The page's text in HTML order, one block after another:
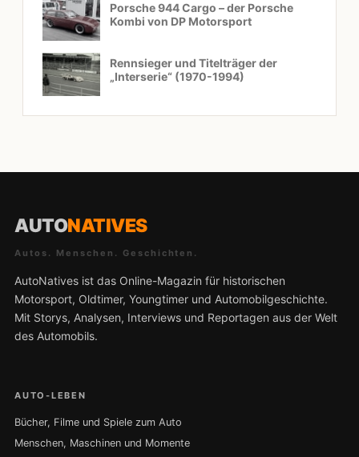
Porsche 944 Cargo – der Porsche
Kombi von DP Motorsport
Rennsieger und Titelträger der
„Interserie“ (1970-1994)
AUTONATIVES
Autos. Menschen. Geschichten.
AutoNatives ist das Online-Magazin für historischen
Motorsport, Oldtimer, Youngtimer und Automobilgeschichte.
Mit Storys, Analysen, Interviews und Reportagen aus der Welt
des Automobils.
AUTO-LEBEN
Bücher, Filme und Spiele zum Auto
Menschen, Maschinen und Momente